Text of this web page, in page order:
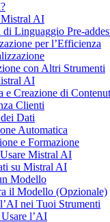
AI
Linguaggio Pre-
per l’Efficienza
con Altri Strumenti
AI
e Creazione di
Clienti
Dati
Automatica
e Formazione
Mistral AI
su Mistral AI
Modello
il Modello (Opzionale)
nei Tuoi Strumenti
l’AI